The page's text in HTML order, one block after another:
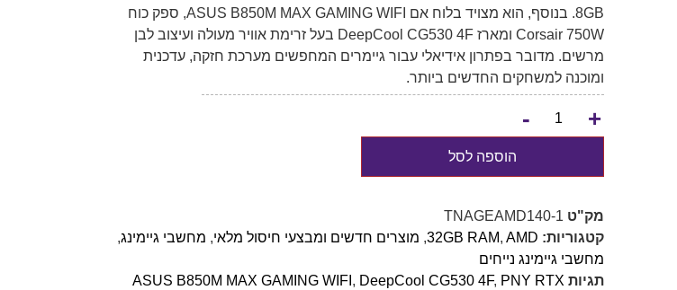
8GB. בנוסף, הוא מצויד בלוח אם ASUS B850M MAX GAMING WIFI, ספק כוח
Corsair 750W ומארז DeepCool CG530 4F בעל זרימת אוויר מעולה ועיצוב לבן
מרשים. מדובר בפתרון אידיאלי עבור גיימרים המחפשים מערכת חזקה, עדכנית
ומוכנה למשחקים החדשים ביותר.
+
-
הוספה לסל
מק"ט TNAGEAMD140-1
קטגוריות:
32GB RAM, AMD
, מוצרים חדשים ומבצעי חיסול מלאי, מחשבי גיימינג,
מחשבי גיימינג נייחים
תגיות
ASUS B850M MAX GAMING WIFI , DeepCool CG530 4F, PNY RTX